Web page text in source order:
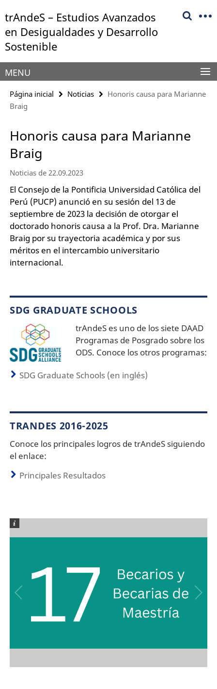
direkt
zu
Inhalt
trAndeS – Estudios Avanzados
en Desigualdades y Desarrollo
Sostenible
Herramientas
de
navegación
MENU
Página inicial Noticias
Honoris causa para Marianne
Braig
Honoris causa para Marianne
Braig
Noticias de 22.09.2023
El Consejo de la Pontificia Universidad Católica del
Perú (PUCP) anunció en su sesión del 13 de
septiembre de 2023 la decisión de otorgar el
doctorado honoris causa a la Prof. Dra. Marianne
Braig por su trayectoria académica y por sus
méritos en el intercambio universitario
internacional.
SDG GRADUATE SCHOOLS
trAndeS es uno de los siete DAAD
Programas de Posgrado sobre los
ODS. Conoce los otros programas:
SDG Graduate Schools (en inglés)
TRANDES 2016-2025
Conoce los principales logros de trAndeS siguiendo
el enlace:
Principales Resultados